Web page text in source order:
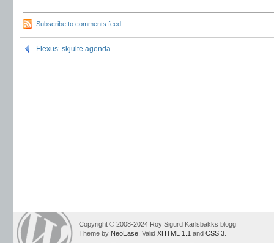
Subscribe to comments feed
Flexus’ skjulte agenda
Copyright © 2008-2024 Roy Sigurd Karlsbakks blogg
Theme by NeoEase . Valid XHTML 1.1 and CSS 3